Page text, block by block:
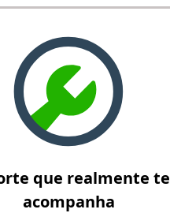
que realmente te
acompanha